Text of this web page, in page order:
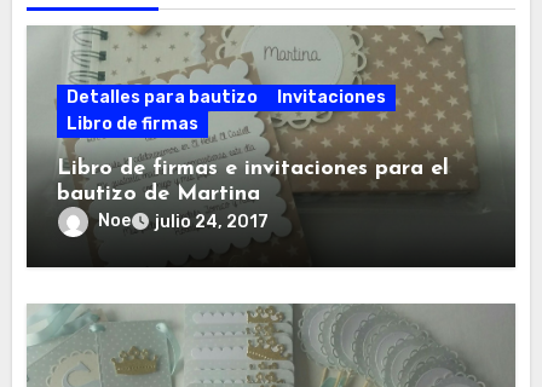
Detalles para bautizo
Invitaciones
Libro de firmas
Libro de firmas e invitaciones para el
bautizo de Martina
Noe julio 24, 2017